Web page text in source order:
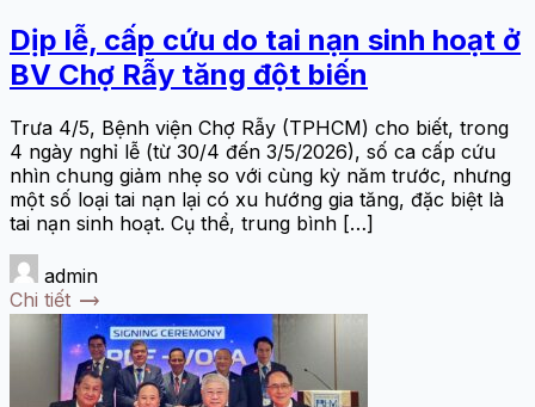
Dịp lễ, cấp cứu do tai nạn sinh hoạt ở
BV Chợ Rẫy tăng đột biến
Trưa 4/5, Bệnh viện Chợ Rẫy (TPHCM) cho biết, trong
4 ngày nghỉ lễ (từ 30/4 đến 3/5/2026), số ca cấp cứu
nhìn chung giảm nhẹ so với cùng kỳ năm trước, nhưng
một số loại tai nạn lại có xu hướng gia tăng, đặc biệt là
tai nạn sinh hoạt. Cụ thể, trung bình […]
admin
Chi tiết trending_flat